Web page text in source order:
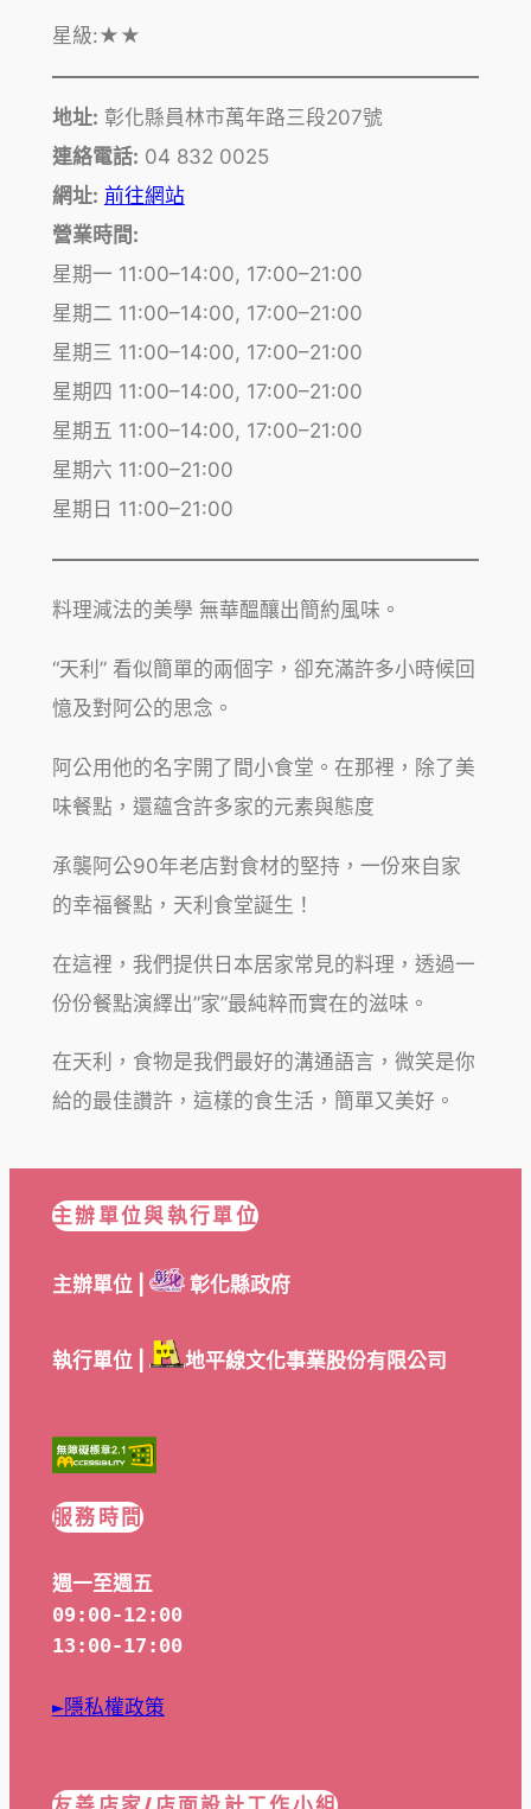
星級:★★
地址: 彰化縣員林市萬年路三段207號
連絡電話: 04 832 0025
網址: 前往網站
營業時間:
星期一 11:00–14:00, 17:00–21:00
星期二 11:00–14:00, 17:00–21:00
星期三 11:00–14:00, 17:00–21:00
星期四 11:00–14:00, 17:00–21:00
星期五 11:00–14:00, 17:00–21:00
星期六 11:00–21:00
星期日 11:00–21:00
料理減法的美學 無華醞釀出簡約風味。
“天利” 看似簡單的兩個字，卻充滿許多小時候回
憶及對阿公的思念。
阿公用他的名字開了間小食堂。在那裡，除了美
味餐點，還蘊含許多家的元素與態度
承襲阿公90年老店對食材的堅持，一份來自家
的幸福餐點，天利食堂誕生！
在這裡，我們提供日本居家常見的料理，透過一
份份餐點演繹出”家”最純粹而實在的滋味。
在天利，食物是我們最好的溝通語言，微笑是你
給的最佳讚許，這樣的食生活，簡單又美好。
主辦單位與執行單位
主辦單位 | 彰化縣政府
執行單位 | 地平線文化事業股份有限公司
服務時間
週一至週五
09:00-12:00
13:00-17:00
►隱私權政策